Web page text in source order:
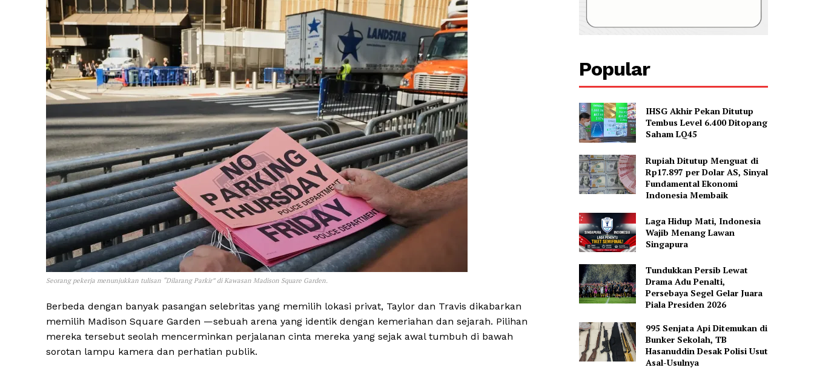
Seorang pekerja menunjukkan tulisan “Dilarang Parkir” di Kawasan Madison Square Garden.
Berbeda dengan banyak pasangan selebritas yang memilih lokasi privat, Taylor dan Travis dikabarkan
memilih Madison Square Garden —sebuah arena yang identik dengan kemeriahan dan sejarah. Pilihan
mereka tersebut seolah mencerminkan perjalanan cinta mereka yang sejak awal tumbuh di bawah
sorotan lampu kamera dan perhatian publik.
Popular
IHSG Akhir Pekan Ditutup
Tembus Level 6.400 Ditopang
Saham LQ45
Rupiah Ditutup Menguat di
Rp17.897 per Dolar AS, Sinyal
Fundamental Ekonomi
Indonesia Membaik
Laga Hidup Mati, Indonesia
Wajib Menang Lawan
Singapura
Tundukkan Persib Lewat
Drama Adu Penalti,
Persebaya Segel Gelar Juara
Piala Presiden 2026
995 Senjata Api Ditemukan di
Bunker Sekolah, TB
Hasanuddin Desak Polisi Usut
Asal-Usulnya